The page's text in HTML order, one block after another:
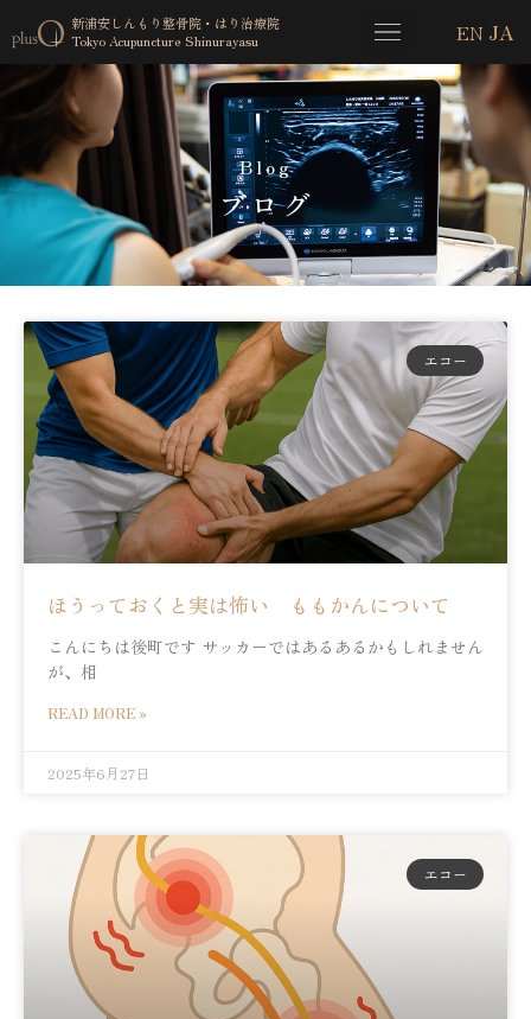
新浦安しんもり整骨院・はり治療院
Tokyo Acupuncture Shinurayasu
Blog
ブログ
エコー
ほうっておくと実は怖い ももかんについて
こんにちは後町です サッカーではあるあるかもしれません
が、相
READ MORE »
2025年6月27日
エコー
EN JA